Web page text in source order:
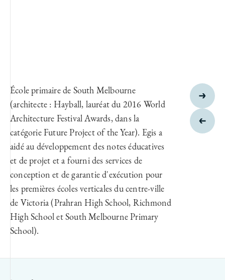
École primaire de South Melbourne
(architecte : Hayball, lauréat du 2016 World
Architecture Festival Awards, dans la
catégorie Future Project of the Year). Egis a
aidé au développement des notes éducatives
et de projet et a fourni des services de
conception et de garantie d'exécution pour
les premières écoles verticales du centre-ville
de Victoria (Prahran High School, Richmond
High School et South Melbourne Primary
School).